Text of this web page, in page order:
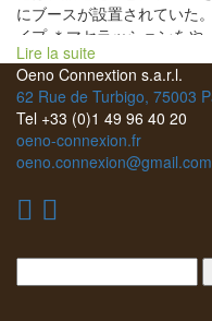
にブースが設置されていた
イプ ＊マセラッションをや
たタイプ ＊赤葡萄を仕込ん
りを集めたタイプ などワイ
た。 各醸造元の家族が分散
もってそれぞれのワインの
たのでしょう。 ふつうの質
からすると、よく知った醸
ーニュにはないものだ。 シ
Lire la suite
Oeno Connextion s.a.r.l.
62 Rue de Turbigo, 75003
Tel +33 (0)1 49 96 40 20
oeno-connexion.fr
oeno.connexion@gmail.com